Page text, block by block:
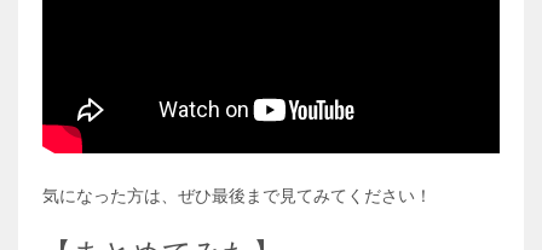
気になった方は、ぜひ最後まで見てみてください！